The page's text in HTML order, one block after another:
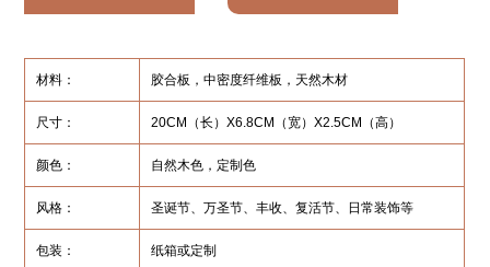
材料： 胶合板，中密度纤维板，天然木材
尺寸： 20CM（长）X6.8CM（宽）X2.5CM（高）
颜色： 自然木色，定制色
风格： 圣诞节、万圣节、丰收、复活节、日常装饰等
包装： 纸箱或定制